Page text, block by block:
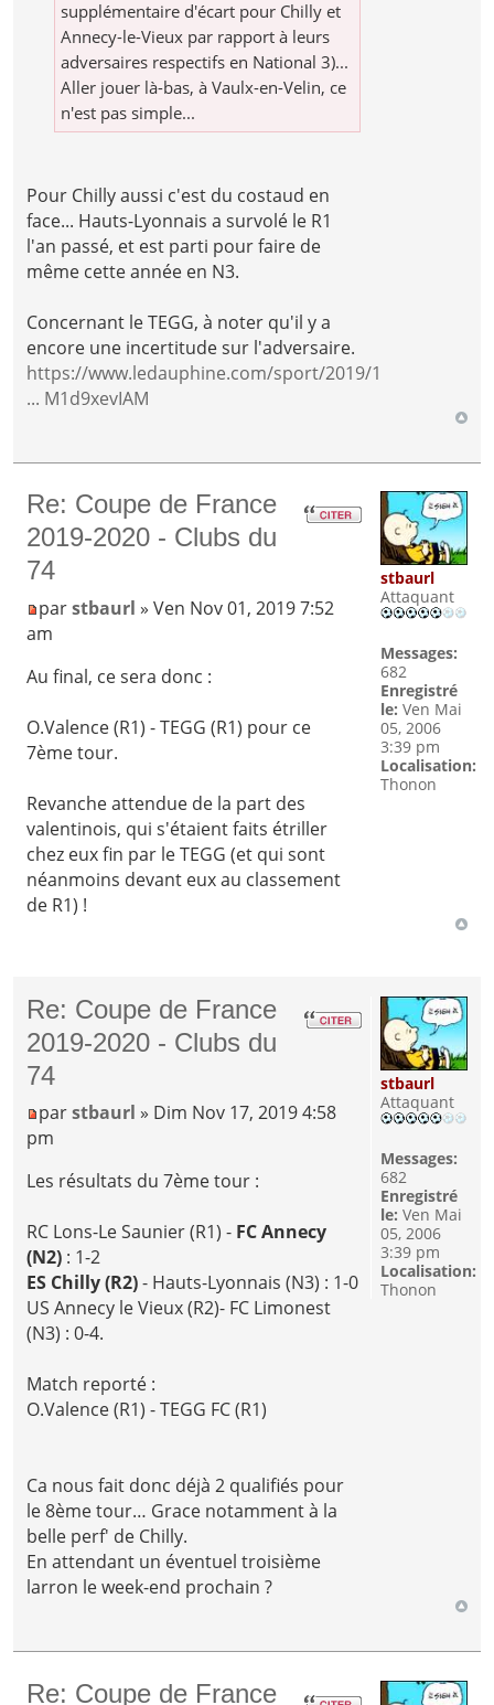
supplémentaire d'écart pour Chilly et
Annecy-le-Vieux par rapport à leurs
adversaires respectifs en National 3)...
Aller jouer là-bas, à Vaulx-en-Velin, ce
n'est pas simple...
Pour Chilly aussi c'est du costaud en
face... Hauts-Lyonnais a survolé le R1
l'an passé, et est parti pour faire de
même cette année en N3.
Concernant le TEGG, à noter qu'il y a
encore une incertitude sur l'adversaire.
https://www.ledauphine.com/sport/2019/1
... M1d9xevIAM
Re: Coupe de France
2019-2020 - Clubs du
74
parstbaurl » Ven Nov 01, 2019 7:52
am
Au final, ce sera donc :
O.Valence (R1) - TEGG (R1) pour ce
7ème tour.
Revanche attendue de la part des
valentinois, qui s'étaient faits étriller
chez eux fin par le TEGG (et qui sont
néanmoins devant eux au classement
de R1) !
stbaurl
Attaquant
Messages:
682
Enregistré
le: Ven Mai
05, 2006
3:39 pm
Localisation:
Thonon
Re: Coupe de France
2019-2020 - Clubs du
74
parstbaurl » Dim Nov 17, 2019 4:58
pm
Les résultats du 7ème tour :
RC Lons-Le Saunier (R1) - FC Annecy
(N2) : 1-2
ES Chilly (R2)- Hauts-Lyonnais (N3) : 1-0
US Annecy le Vieux (R2)- FC Limonest
(N3) : 0-4.
Match reporté :
O.Valence (R1) - TEGG FC (R1)
Ca nous fait donc déjà 2 qualifiés pour
le 8ème tour… Grace notamment à la
belle perf' de Chilly.
En attendant un éventuel troisième
larron le week-end prochain ?
stbaurl
Attaquant
Messages:
682
Enregistré
le: Ven Mai
05, 2006
3:39 pm
Localisation:
Thonon
Re: Coupe de France